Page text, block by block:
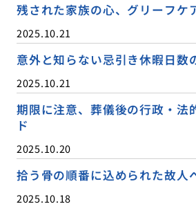
残された家族の心、グリーフケ
2025.10.21
意外と知らない忌引き休暇日数
2025.10.21
期限に注意、葬儀後の行政・法
ド
2025.10.20
拾う骨の順番に込められた故人
2025.10.18